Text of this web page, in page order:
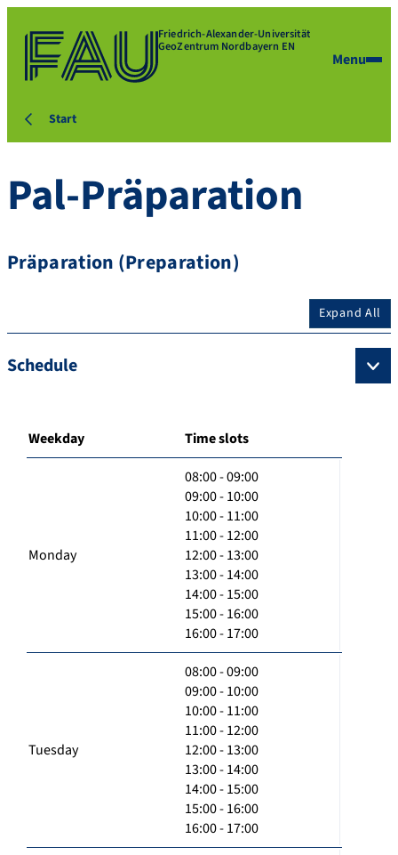
Friedrich-Alexander-Universität
GeoZentrum Nordbayern EN
Menu
Start
Pal-Präparation
Präparation (Preparation)
Expand All
Schedule
Weekday Time slots
Monday
08:00 - 09:00
09:00 - 10:00
10:00 - 11:00
11:00 - 12:00
12:00 - 13:00
13:00 - 14:00
14:00 - 15:00
15:00 - 16:00
16:00 - 17:00
Tuesday
08:00 - 09:00
09:00 - 10:00
10:00 - 11:00
11:00 - 12:00
12:00 - 13:00
13:00 - 14:00
14:00 - 15:00
15:00 - 16:00
16:00 - 17:00